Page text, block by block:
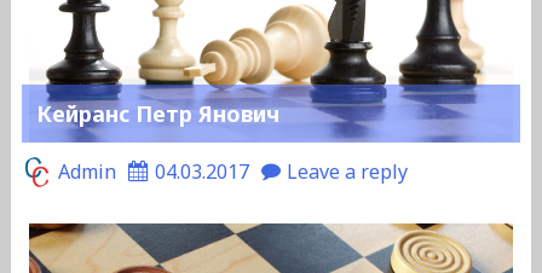
Кейранс Петр Янович
Admin 04.03.2017 Leave a reply